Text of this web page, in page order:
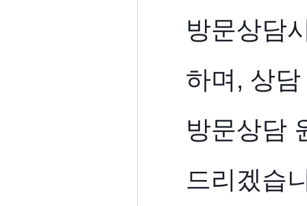
방문상담
하며, 상
방문상담
드리겠습